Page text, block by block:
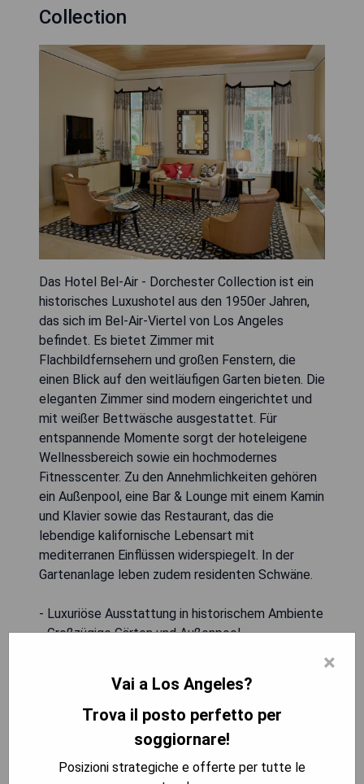
Collection
Das Hotel Bel-Air - Dorchester Collection ist ein
historisches Luxushotel aus den 1950er Jahren,
das sich im Bel-Air-Viertel von Los Angeles
befindet. Es bietet Zimmer mit
Flachbildfernsehern und großen Fenstern, die
einen Blick auf den weitläufigen Garten bieten. Die
eleganten Zimmer sind modern eingerichtet und
mit weißer Bettwäsche ausgestattet. Für
entspannende Momente sorgt der hoteleigene
Wellnessbereich sowie ein hochmodernes
Fitnesscenter. Zu den Annehmlichkeiten gehören
ein Außenpool, eine Bar & Lounge mit einem Kamin
und Klavier sowie das Restaurant, das die
lebendige kalifornische Lebensart mit
mediterranen Einflüssen widerspiegelt. In der
Gartenanlage leben zudem residenten Schwäne.
- Luxuriöse Ausstattung in historischem Ambiente
- Großzügige Gärten und Außenpool
- Elegante Bar & Lounge mit Kamin und Live-Musik
- Nähe zu exklusivem Shopping auf der North
MOSTRA I PREZZI
×
Vai a Los Angeles?
Trova il posto perfetto per
soggiornare!
Posizioni strategiche e offerte per tutte le